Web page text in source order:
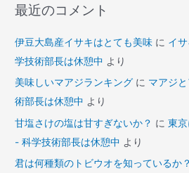
最近のコメント
伊豆大島産イサキはとても美味 に イ
学技術部長は休憩中 より
美味しいマアジランキング に マアジ
術部長は休憩中 より
甘塩さけの塩は甘すぎないか？ に東
- 科学技術部長は休憩中 より
君は何種類のトビウオを知っているか？